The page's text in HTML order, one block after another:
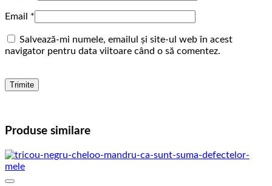
Email *
Salvează-mi numele, emailul și site-ul web în acest
navigator pentru data viitoare când o să comentez.
Produse similare